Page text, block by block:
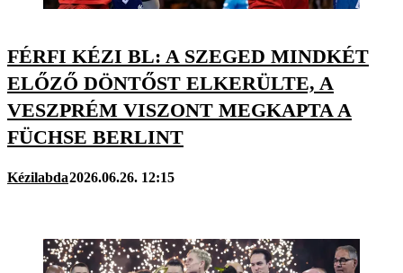
FÉRFI KÉZI BL: A SZEGED MINDKÉT
ELŐZŐ DÖNTŐST ELKERÜLTE, A
VESZPRÉM VISZONT MEGKAPTA A
FÜCHSE BERLINT
Kézilabda2026.06.26. 12:15